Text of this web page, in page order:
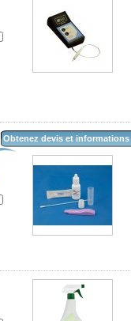
Obtenez devis et informations